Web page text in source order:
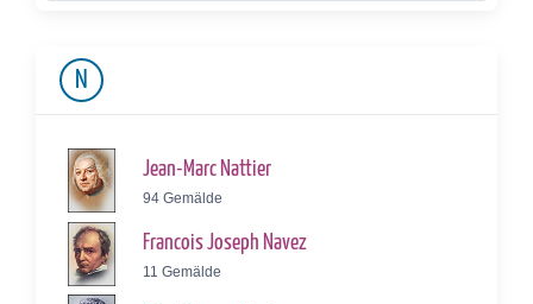
N
Jean-Marc Nattier
94 Gemälde
Francois Joseph Navez
11 Gemälde